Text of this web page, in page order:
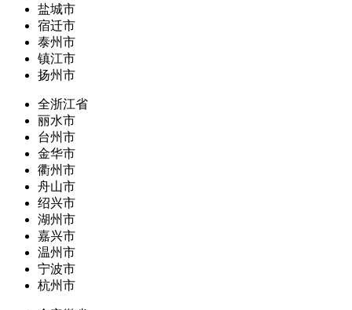
盐城市
宿迁市
泰州市
镇江市
扬州市
全浙江省
丽水市
台州市
金华市
衢州市
舟山市
绍兴市
湖州市
嘉兴市
温州市
宁波市
杭州市